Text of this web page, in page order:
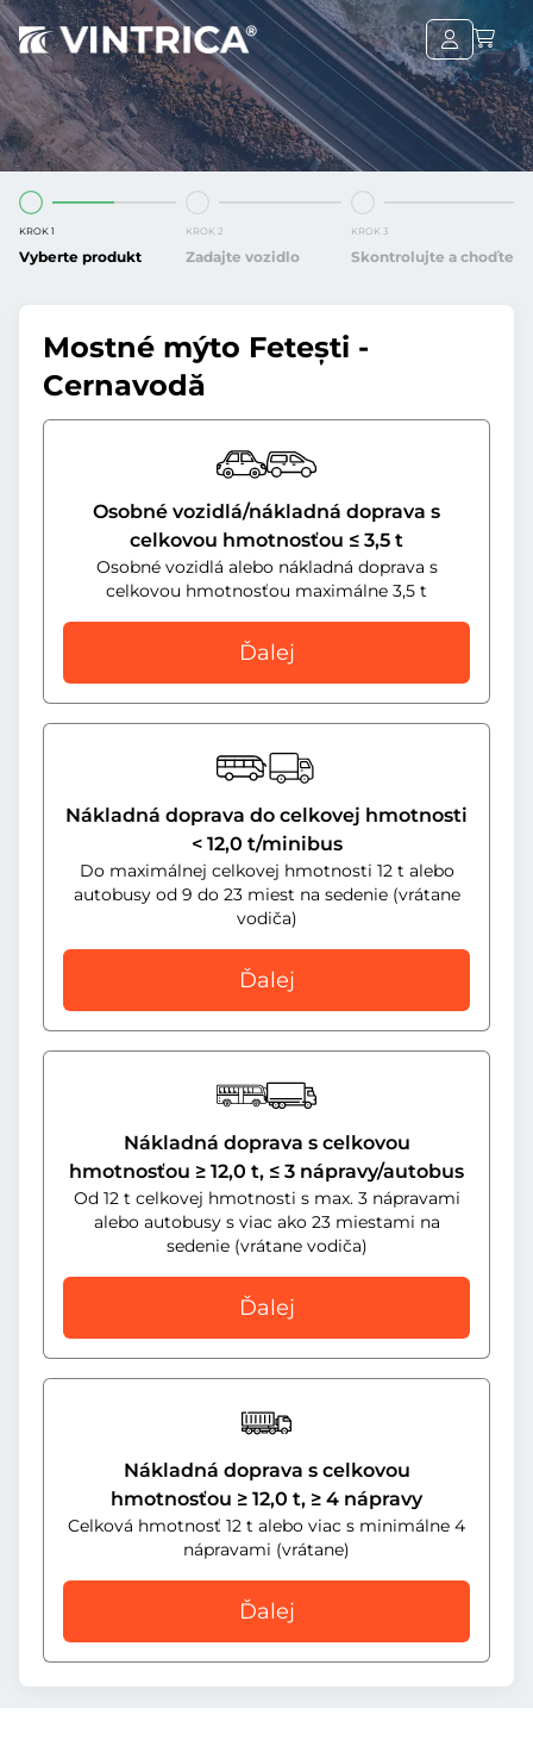
KROK 1
Vyberte produkt
KROK 2
Zadajte vozidlo
KROK 3
Skontrolujte a choďte
Mostné mýto Fetești -
Cernavodă
Osobné vozidlá/nákladná doprava s
celkovou hmotnosťou ≤ 3,5 t
Osobné vozidlá alebo nákladná doprava s
celkovou hmotnosťou maximálne 3,5 t
Ďalej
Nákladná doprava do celkovej hmotnosti
< 12,0 t/minibus
Do maximálnej celkovej hmotnosti 12 t alebo
autobusy od 9 do 23 miest na sedenie (vrátane
vodiča)
Ďalej
Nákladná doprava s celkovou
hmotnosťou ≥ 12,0 t, ≤ 3 nápravy/autobus
Od 12 t celkovej hmotnosti s max. 3 nápravami
alebo autobusy s viac ako 23 miestami na
sedenie (vrátane vodiča)
Ďalej
Nákladná doprava s celkovou
hmotnosťou ≥ 12,0 t, ≥ 4 nápravy
Celková hmotnosť 12 t alebo viac s minimálne 4
nápravami (vrátane)
Ďalej